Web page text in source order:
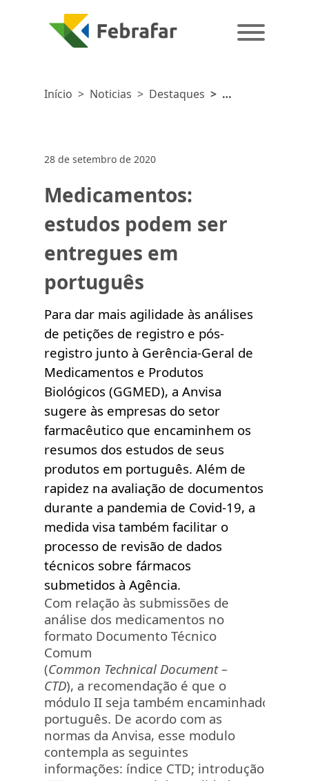
Início > Noticias > Destaques >
28 de setembro de 2020
Medicamentos:
estudos podem ser
entregues em
português
Para dar mais agilidade às análises
de petições de registro e pós-
registro junto à Gerência-Geral de
Medicamentos e Produtos
Biológicos (GGMED), a Anvisa
sugere às empresas do setor
farmacêutico que encaminhem os
resumos dos estudos de seus
produtos em português. Além de
rapidez na avaliação de documentos
durante a pandemia de Covid-19, a
medida visa também facilitar o
processo de revisão de dados
técnicos sobre fármacos
submetidos à Agência.
Com relação às submissões de
análise dos medicamentos no
formato Documento Técnico
Comum
(Common Technical Document –
CTD), a recomendação é que o
módulo II seja também encaminhado em
português. De acordo com as
normas da Anvisa, esse modulo
contempla as seguintes
informações: índice CTD; introdução